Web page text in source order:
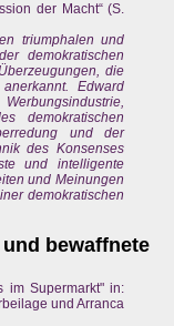
der Macht“ (S.
triumphalen und
demokratischen
die
Edward
demokratischen
und der
des Konsenses
und intelligente
und Meinungen
demokratischen
bewaffnete
im Supermarkt" in:
und Arranca